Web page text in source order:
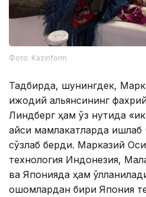
Фото: Kazinform
Тадбирда, шунингдек,
ижодий альянсининг
Линдберг ҳам ўз нутқида
қайси мамлакатларда ишлаб
сўзлаб берди. Марказий
технология Индонезия,
ва Японияда ҳам
оқшомлардан бири Япония